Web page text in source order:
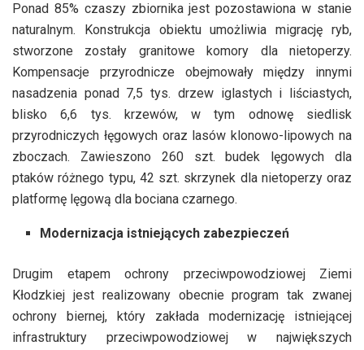
Ponad 85% czaszy zbiornika jest pozostawiona w stanie
naturalnym. Konstrukcja obiektu umożliwia migrację ryb,
stworzone zostały granitowe komory dla nietoperzy.
Kompensacje przyrodnicze obejmowały między innymi
nasadzenia ponad 7,5 tys. drzew iglastych i liściastych,
blisko 6,6 tys. krzewów, w tym odnowę siedlisk
przyrodniczych łęgowych oraz lasów klonowo-lipowych na
zboczach. Zawieszono 260 szt. budek lęgowych dla
ptaków różnego typu, 42 szt. skrzynek dla nietoperzy oraz
platformę lęgową dla bociana czarnego.
Modernizacja istniejących zabezpieczeń
Drugim etapem ochrony przeciwpowodziowej Ziemi
Kłodzkiej jest realizowany obecnie program tak zwanej
ochrony biernej, który zakłada modernizację istniejącej
infrastruktury przeciwpowodziowej w największych